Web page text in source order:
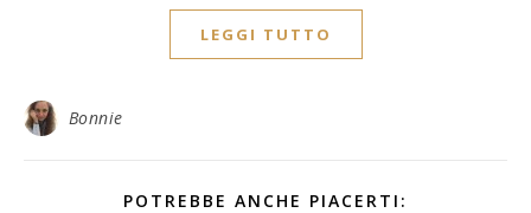
LEGGI TUTTO
Bonnie
POTREBBE ANCHE PIACERTI: